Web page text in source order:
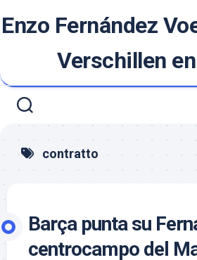
naar
Enzo Fernández
Verschillen
contratto
Barça punta su
centrocampo del